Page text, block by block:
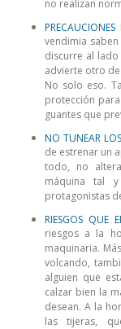
no realizan
vendimia
discurre al
advierte otro
No solo eso.
protección
guantes que
NO TUNEAR
de estrenar un
todo, no
máquina tal
protagonistas
RIESGOS QUE
riesgos a la
maquinaria.
volcando,
alguien que
calzar bien la
desean. A la
las tijeras,